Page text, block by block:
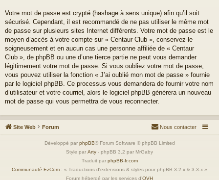
Votre mot de passe est crypté (hashage à sens unique) afin qu’il soit
sécurisé. Cependant, il est recommandé de ne pas utiliser le même mot
de passe sur plusieurs sites Internet différents. Votre mot de passe est le
moyen d’accès à votre compte sur « Centaur Club », conservez-le
soigneusement et en aucun cas une personne affiliée de « Centaur
Club », de phpBB ou une d’une tierce partie ne peut vous demander
légitimement votre mot de passe. Si vous oubliez votre mot de passe,
vous pouvez utiliser la fonction « J’ai oublié mon mot de passe » fournie
par le logiciel phpBB. Ce processus vous demandera de fournir votre nom
d’utilisateur et votre courriel, alors le logiciel phpBB générera un nouveau
mot de passe qui vous permettra de vous reconnecter.
Site Web Forum Nous contacter
Développé par phpBB® Forum Software © phpBB Limited
Style par Arty - phpBB 3.2 par MrGaby
Traduit par phpBB-fr.com
Communauté EzCom : « Traductions d'extensions & styles pour phpBB 3.2.x & 3.3.x »
Forum hébergé par les services d’OVH